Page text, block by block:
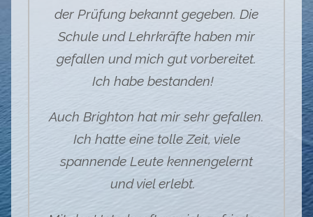
der Prüfung bekannt gegeben. Die
Schule und Lehrkräfte haben mir
gefallen und mich gut vorbereitet.
Ich habe bestanden!
Auch Brighton hat mir sehr gefallen.
Ich hatte eine tolle Zeit, viele
spannende Leute kennengelernt
und viel erlebt.